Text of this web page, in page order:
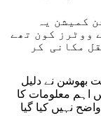
کمیشن یہ
ووٹرز کون تھے
مکانی کر
بھوشن نے دلیل
اہم معلومات کا
نہیں کیا گیا